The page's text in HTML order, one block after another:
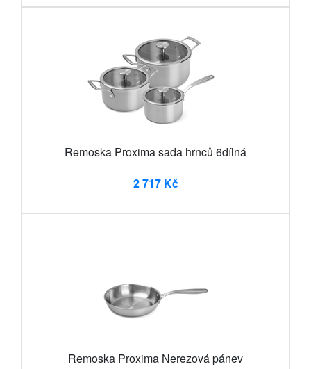
Remoska Proxima sada hrnců 6dílná
2 717 Kč
Remoska Proxima Nerezová pánev